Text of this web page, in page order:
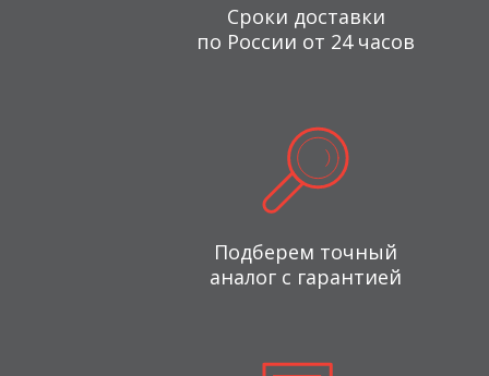
Сроки доставки
по России от 24 часов
Подберем точный
аналог с гарантией